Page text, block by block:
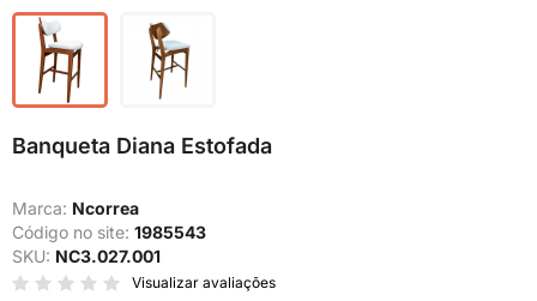
Banqueta Diana Estofada
Marca: Ncorrea
Código no site: 1985543
SKU: NC3.027.001
Visualizar avaliações